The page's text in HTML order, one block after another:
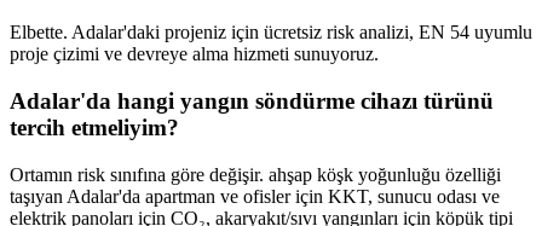
Elbette. Adalar'daki projeniz için ücretsiz risk analizi, EN 54 uyumlu
proje çizimi ve devreye alma hizmeti sunuyoruz.
Adalar'da hangi yangın söndürme cihazı türünü
tercih etmeliyim?
Ortamın risk sınıfına göre değişir. ahşap köşk yoğunluğu özelliği
taşıyan Adalar'da apartman ve ofisler için KKT, sunucu odası ve
elektrik panoları için CO₂, akaryakıt/sıvı yangınları için köpük tipi